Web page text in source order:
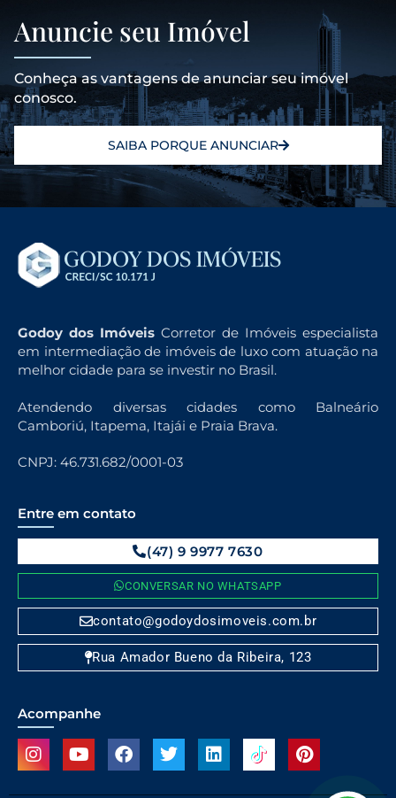
Anuncie seu Imóvel
Conheça as vantagens de anunciar seu imóvel
conosco.
SAIBA PORQUE ANUNCIAR
Godoy dos Imóveis Corretor de Imóveis especialista
em intermediação de imóveis de luxo com atuação na
melhor cidade para se investir no Brasil.
Atendendo diversas cidades como Balneário
Camboriú, Itapema, Itajái e Praia Brava.
CNPJ: 46.731.682/0001-03
Entre em contato
(47) 9 9977 7630
CONVERSAR NO WHATSAPP
contato@godoydosimoveis.com.br
Rua Amador Bueno da Ribeira, 123
Acompanhe